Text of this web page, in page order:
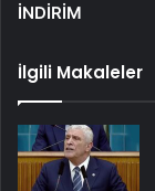
İNDİRİM
İlgili Makaleler